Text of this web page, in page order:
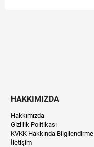
HAKKIMIZDA
Hakkımızda
Gizlilik Politikası
KVKK Hakkında Bilgilendirme
İletişim